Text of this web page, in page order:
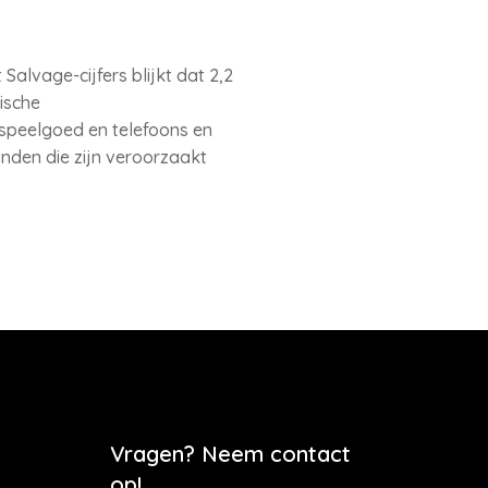
Salvage-cijfers blijkt dat 2,2
en telefoons en
die zijn veroorzaakt
Vragen? Neem contact